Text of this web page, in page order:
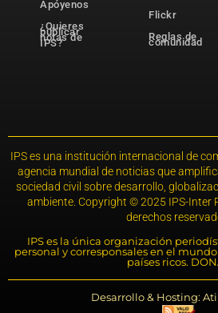
Apóyenos
¿Quieres
publicar
notas de
IPS?
Flickr
Reglas de
comunidad
IPS es una institución internacional de
agencia mundial de noticias que
sociedad civil sobre desarrollo,
ambiente. Copyright © 2025 IPS-Inter
derechos
IPS es la única organización
personal y corresponsales en el
países ricos.
Desarrollo & Hosting: